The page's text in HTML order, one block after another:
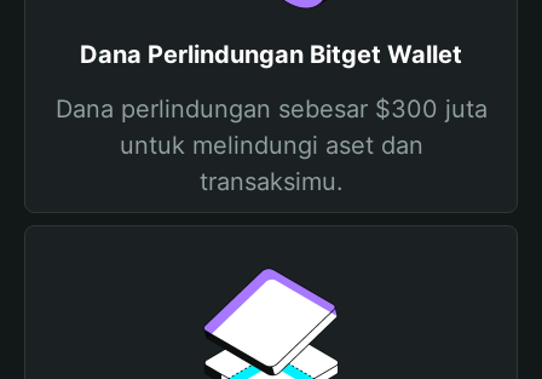
Dana Perlindungan Bitget Wallet
Dana perlindungan sebesar $300 juta
untuk melindungi aset dan
transaksimu.